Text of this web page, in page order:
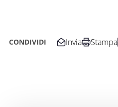
CONDIVIDI Invia Stampa